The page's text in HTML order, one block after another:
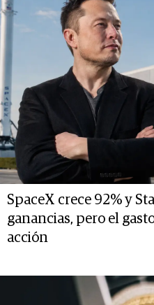
SpaceX crece 92% y
ganancias, pero el
acción